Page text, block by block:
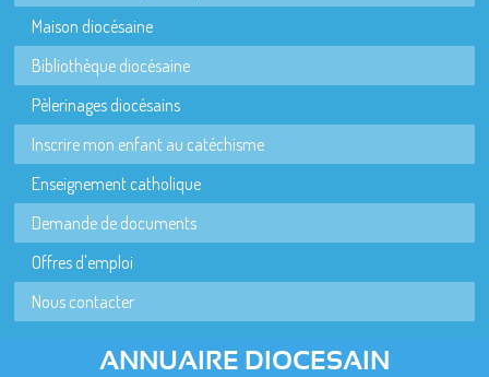
Maison diocésaine
Bibliothèque diocésaine
Pèlerinages diocésains
Inscrire mon enfant au catéchisme
Enseignement catholique
Demande de documents
Offres d'emploi
Nous contacter
ANNUAIRE DIOCESAIN